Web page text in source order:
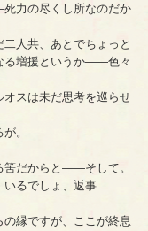
力の尽くし所なのだか
人共、あとでちょっと
る増援というか――色々
スは未だ思考を巡らせ
。
筈だからと――そして。
るでしょ、返事
縁ですが、ここが終息